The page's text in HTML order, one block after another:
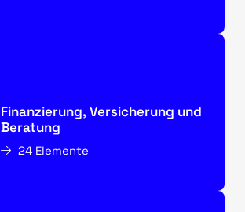
Finanzierung, Versicherung und
Beratung
24 Elemente